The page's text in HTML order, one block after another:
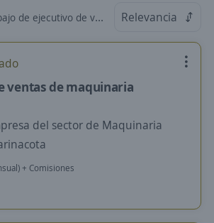
de ventas en Arica y Parinacota Relevancia
ventas de maquinaria
del sector de Maquinaria
+ Comisiones